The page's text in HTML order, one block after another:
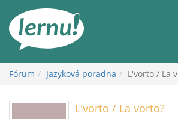
obsahu
Fórum Jazyková poradna L'vorto / La
L'vorto / La vorto?